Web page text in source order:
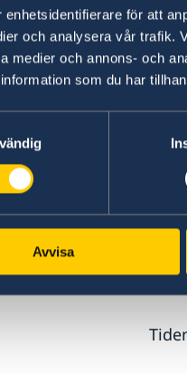
enhetsidentifierare för att
och analysera vår trafik.
medier och annons- och
som du har
Avvisa
Det
kan
inte
Vill
I